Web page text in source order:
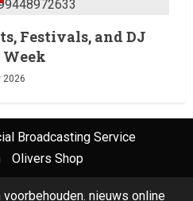
Festivals, and DJ
2026
Broadcasting Service
Olivers Shop
nieuws online